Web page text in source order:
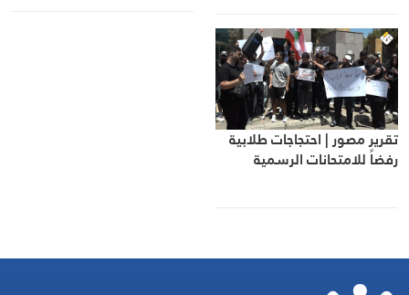
تقرير مصور | احتجاجات طلابية
رفضاً للامتحانات الرسمية